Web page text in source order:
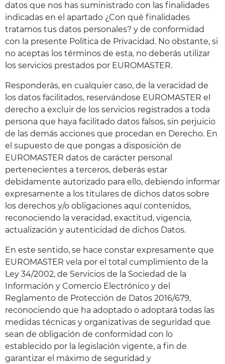
datos que nos has suministrado con las finalidades
indicadas en el apartado ¿Con qué finalidades
tratamos tus datos personales? y de conformidad
con la presente Política de Privacidad. No obstante, si
no aceptas los términos de esta, no deberás utilizar
los servicios prestados por EUROMASTER.
Responderás, en cualquier caso, de la veracidad de
los datos facilitados, reservándose EUROMASTER el
derecho a excluir de los servicios registrados a toda
persona que haya facilitado datos falsos, sin perjuicio
de las demás acciones que procedan en Derecho. En
el supuesto de que pongas a disposición de
EUROMASTER datos de carácter personal
pertenecientes a terceros, deberás estar
debidamente autorizado para ello, debiendo informar
expresamente a los titulares de dichos datos sobre
los derechos y/o obligaciones aquí contenidos,
reconociendo la veracidad, exactitud, vigencia,
actualización y autenticidad de dichos Datos.
En este sentido, se hace constar expresamente que
EUROMASTER vela por el total cumplimiento de la
Ley 34/2002, de Servicios de la Sociedad de la
Información y Comercio Electrónico y del
Reglamento de Protección de Datos 2016/679,
reconociendo que ha adoptado o adoptará todas las
medidas técnicas y organizativas de seguridad que
sean de obligación de conformidad con lo
establecido por la legislación vigente, a fin de
garantizar el máximo de seguridad y